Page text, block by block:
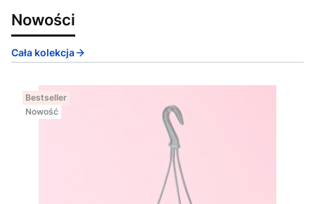
Nowości
Cała kolekcja
Bestseller
Nowość